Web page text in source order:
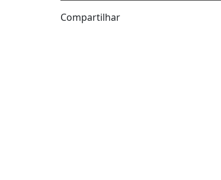
Compartilhar